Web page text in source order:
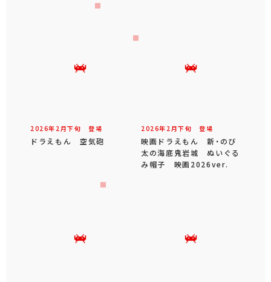
2026年 2 月下旬 登場
ドラえもん 空気砲
2026年 2 月下旬 登場
映画ドラえもん 新・のび
太の海底鬼岩城 ぬいぐる
み帽子 映画2026ver.